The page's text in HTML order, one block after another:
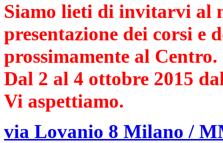
Siamo lieti di invitarvi al
presentazione dei corsi e
prossimamente al Centro.
Dal 2 al 4 ottobre 2015
Vi aspettiamo.
via Lovanio 8 Milano /